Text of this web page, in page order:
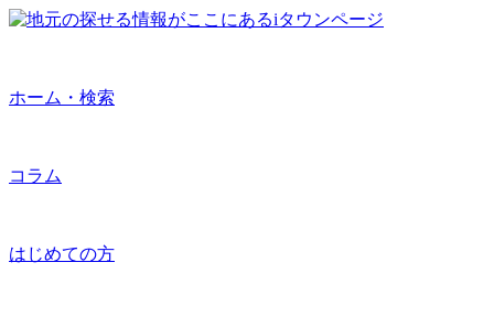
ホーム・検索
コラム
はじめての方